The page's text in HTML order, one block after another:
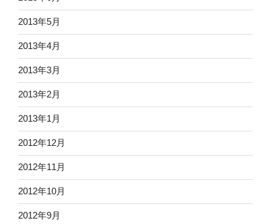
2013年5月
2013年4月
2013年3月
2013年2月
2013年1月
2012年12月
2012年11月
2012年10月
2012年9月